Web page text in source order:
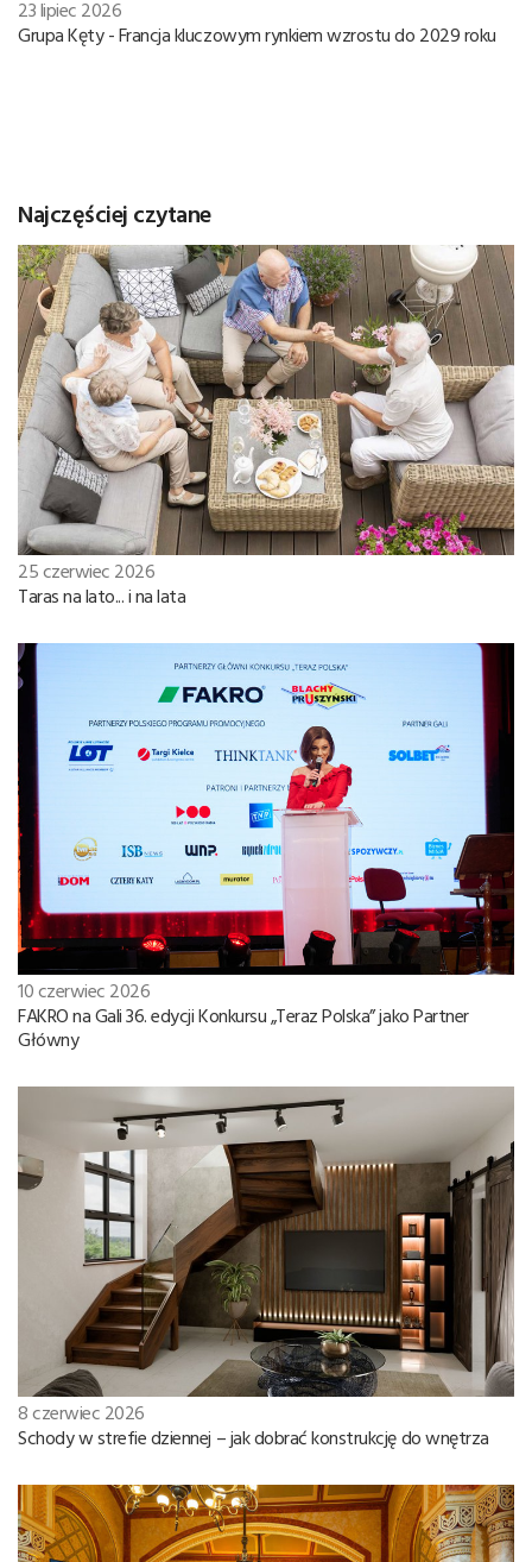
23 lipiec 2026
Grupa Kęty - Francja kluczowym rynkiem wzrostu do 2029 roku
Najczęściej czytane
25 czerwiec 2026
Taras na lato... i na lata
10 czerwiec 2026
FAKRO na Gali 36. edycji Konkursu „Teraz Polska” jako Partner
Główny
8 czerwiec 2026
Schody w strefie dziennej – jak dobrać konstrukcję do wnętrza